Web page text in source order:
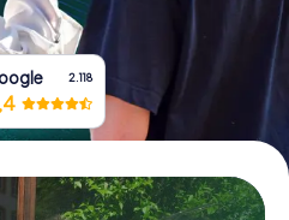
i Voucher
2.118